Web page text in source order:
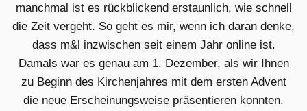
termin kalender
weiter bildung
manchmal ist es rückblickend erstaunlich, wie schnell
die Zeit vergeht. So geht es mir, wenn ich daran denke,
dass m&l inzwischen seit einem Jahr online ist.
Damals war es genau am 1. Dezember, als wir Ihnen
zu Beginn des Kirchenjahres mit dem ersten Advent
die neue Erscheinungsweise präsentieren konnten.